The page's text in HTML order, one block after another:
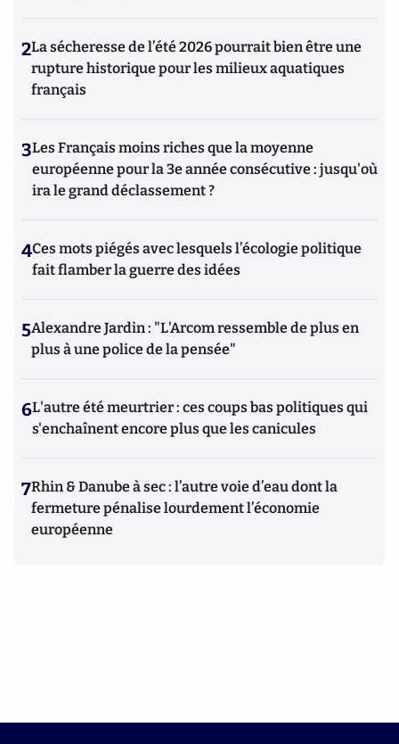
2La sécheresse de l’été 2026 pourrait bien être une
rupture historique pour les milieux aquatiques
français
3Les Français moins riches que la moyenne
européenne pour la 3e année consécutive : jusqu'où
ira le grand déclassement ?
4Ces mots piégés avec lesquels l’écologie politique
fait flamber la guerre des idées
5Alexandre Jardin : "L'Arcom ressemble de plus en
plus à une police de la pensée"
6L'autre été meurtrier : ces coups bas politiques qui
s'enchaînent encore plus que les canicules
7Rhin & Danube à sec : l’autre voie d’eau dont la
fermeture pénalise lourdement l’économie
européenne